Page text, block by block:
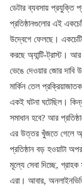
ডেটার ব্যবসায় প্রযুক্তি
প্রতিষ্ঠানগুলোর এই
উদ্বেগে ফেলছে।
করছে অ্যান্টি-ট্রাস্ট।
ভেঙে দেওয়ার জোর দাবি
মার্কিন তেল
একই ঘটনা ঘটেছিল।
সমাধান হবে? আর
এর উত্তর খুঁজতে গেলে
প্রতিষ্ঠান বড় হওয়াটা
মূল্যে সেবা দিচ্ছে,
এরা। আবার,